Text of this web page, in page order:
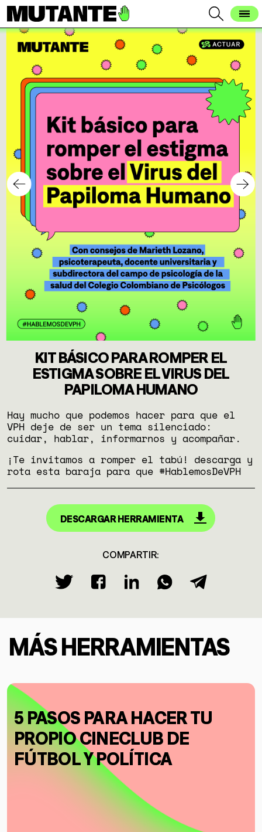
KIT BÁSICO PARA ROMPER EL
ESTIGMA SOBRE EL VIRUS DEL
PAPILOMA HUMANO
Hay mucho que podemos hacer para que el
VPH deje de ser un tema silenciado:
cuidar, hablar, informarnos y acompañar.
¡Te invitamos a romper el tabú! descarga y
rota esta baraja para que #HablemosDeVPH
DESCARGAR HERRAMIENTA
COMPARTIR:
MÁS HERRAMIENTAS
5 PASOS PARA HACER TU
PROPIO CINECLUB DE
FÚTBOL Y POLÍTICA